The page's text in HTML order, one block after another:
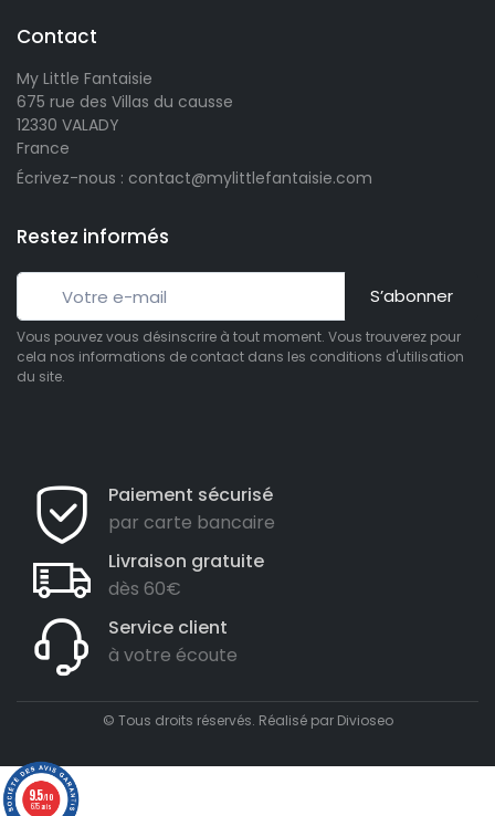
Contact
My Little Fantaisie
675 rue des Villas du causse
12330 VALADY
France
Écrivez-nous : contact@mylittlefantaisie.com
Restez informés
S’abonner
Vous pouvez vous désinscrire à tout moment. Vous trouverez pour
cela nos informations de contact dans les conditions d'utilisation
du site.
Paiement sécurisé
par carte bancaire
Livraison gratuite
dès 60€
Service client
à votre écoute
© Tous droits réservés. Réalisé par Divioseo
9.5/10
675 avis